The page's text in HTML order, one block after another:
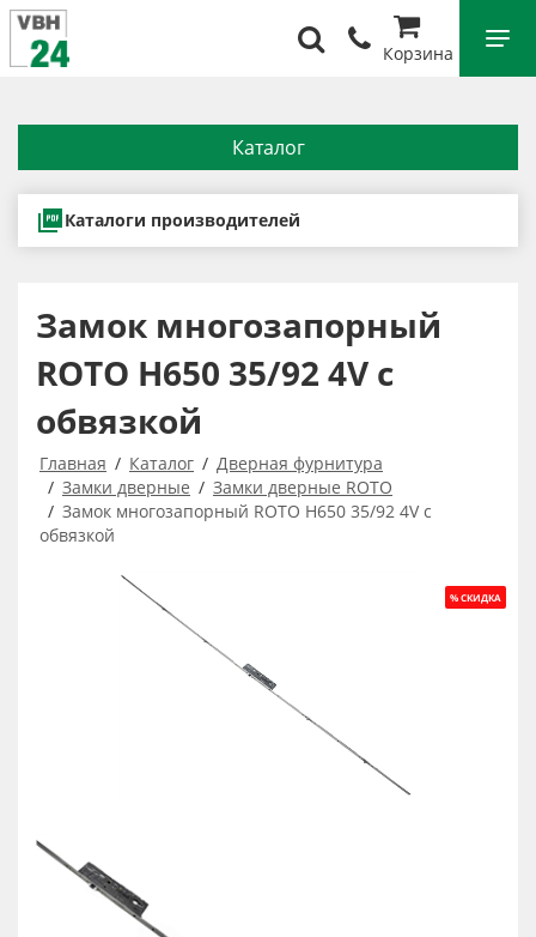
Корзина
Каталог
Каталоги производителей
Замок многозапорный
ROTO H650 35/92 4V с
обвязкой
Главная Каталог
Дверная фурнитура
Замки дверные
Замки дверные ROTO
Замок многозапорный ROTO H650 35/92 4V с
обвязкой